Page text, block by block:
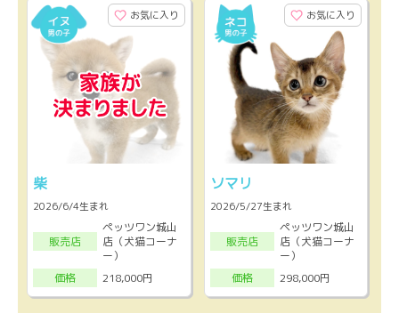
お気に入り
柴
2026/6/4生まれ
販売店
ペッツワン城山
店（犬猫コーナ
ー）
価格
218,000円
お気に入り
ソマリ
2026/5/27生まれ
販売店
ペッツワン城山
店（犬猫コーナ
ー）
価格
298,000円